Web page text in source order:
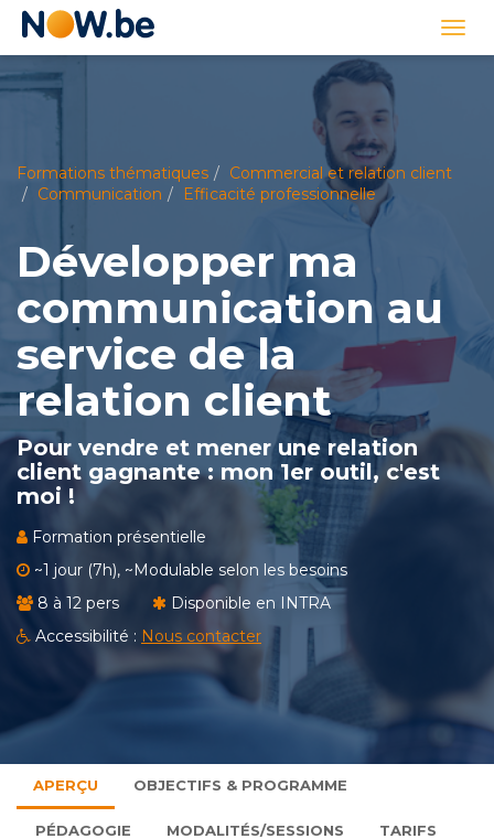
Lien
Formations thématiques
Commercial et relation client
Communication
Efficacité professionnelle
Développer ma
communication au
service de la
relation client
Pour vendre et mener une relation
client gagnante : mon 1er outil, c'est
moi !
Formation présentielle
~1 jour (7h), ~Modulable selon les besoins
8 à 12 pers
Disponible en INTRA
Accessibilité : Nous contacter
APERÇU OBJECTIFS & PROGRAMME
PÉDAGOGIE MODALITÉS/SESSIONS TARIFS